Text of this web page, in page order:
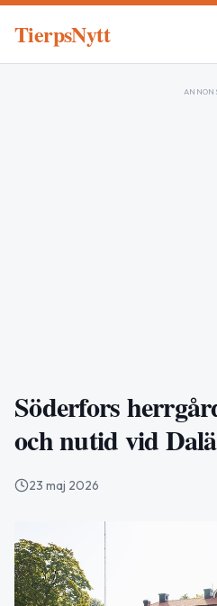
TierpsNytt
Söderfors
och nutid vid
23 maj 2026